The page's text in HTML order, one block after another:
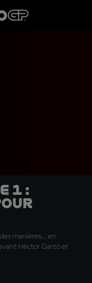
1 :
manières... en
Héctor Garzó et